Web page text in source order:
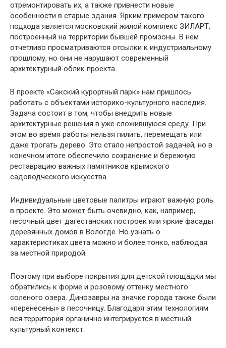
отремонтировать их, а также привнести новые
особенности в старые здания. Ярким примером такого
подхода является московский жилой комплекс ЗИЛАРТ,
построенный на территории бывшей промзоны. В нем
отчетливо просматриваются отсылки к индустриальному
прошлому, но они не нарушают современный
архитектурный облик проекта.
В проекте «Сакский курортный парк» нам пришлось
работать с объектами историко-культурного наследия.
Задача состоит в том, чтобы внедрить новые
архитектурные решения в уже сложившуюся среду. При
этом во время работы нельзя пилить, перемещать или
даже трогать дерево. Это стало непростой задачей, но в
конечном итоге обеспечило сохранение и бережную
реставрацию важных памятников крымского
садоводческого искусства.
Индивидуальные цветовые палитры играют важную роль
в проекте. Это может быть очевидно, как, например,
песочный цвет дагестанских построек или яркие фасады
деревянных домов в Вологде. Но узнать о
характеристиках цвета можно и более тонко, наблюдая
за местной природой.
Поэтому при выборе покрытия для детской площадки мы
обратились к форме и розовому оттенку местного
соленого озера. Динозавры на значке города также были
«перенесены» в песочницу. Благодаря этим технологиям
вся территория органично интегрируется в местный
культурный контекст.